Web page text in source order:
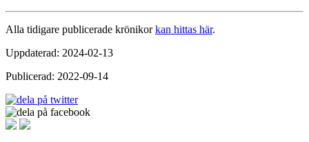
Alla tidigare publicerade krönikorkan hittas här.
Uppdaterad: 2024-02-13
Publicerad: 2022-09-14